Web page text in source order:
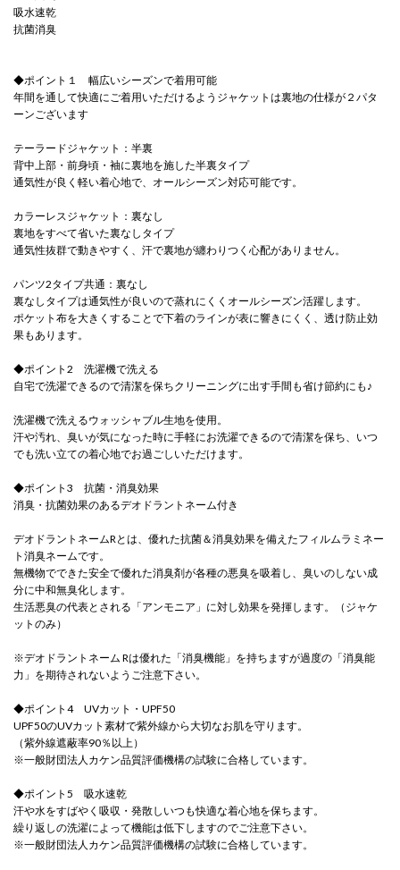
吸水速乾
抗菌消臭
◆ポイント１ 幅広いシーズンで着用可能
年間を通して快適にご着用いただけるようジャケットは裏地の仕様が２パタ
ーンございます
テーラードジャケット：半裏
背中上部・前身頃・袖に裏地を施した半裏タイプ
通気性が良く軽い着心地で、オールシーズン対応可能です。
カラーレスジャケット：裏なし
裏地をすべて省いた裏なしタイプ
通気性抜群で動きやすく、汗で裏地が纏わりつく心配がありません。
パンツ2タイプ共通：裏なし
裏なしタイプは通気性が良いので蒸れにくくオールシーズン活躍します。
ポケット布を大きくすることで下着のラインが表に響きにくく、透け防止効
果もあります。
◆ポイント2 洗濯機で洗える
自宅で洗濯できるので清潔を保ちクリーニングに出す手間も省け節約にも♪
洗濯機で洗えるウォッシャブル生地を使用。
汗や汚れ、臭いが気になった時に手軽にお洗濯できるので清潔を保ち、いつ
でも洗い立ての着心地でお過ごしいただけます。
◆ポイント3 抗菌・消臭効果
消臭・抗菌効果のあるデオドラントネーム付き
デオドラントネームRとは、優れた抗菌＆消臭効果を備えたフィルムラミネー
ト消臭ネームです。
無機物でできた安全で優れた消臭剤が各種の悪臭を吸着し、臭いのしない成
分に中和無臭化します。
生活悪臭の代表とされる「アンモニア」に対し効果を発揮します。（ジャケ
ットのみ）
※デオドラントネーム Rは優れた「消臭機能」を持ちますが過度の「消臭能
力」を期待されないようご注意下さい。
◆ポイント4 UVカット・UPF50
UPF50のUVカット素材で紫外線から大切なお肌を守ります。
（紫外線遮蔽率90％以上）
※一般財団法人カケン品質評価機構の試験に合格しています。
◆ポイント5 吸水速乾
汗や水をすばやく吸収・発散しいつも快適な着心地を保ちます。
繰り返しの洗濯によって機能は低下しますのでご注意下さい。
※一般財団法人カケン品質評価機構の試験に合格しています。